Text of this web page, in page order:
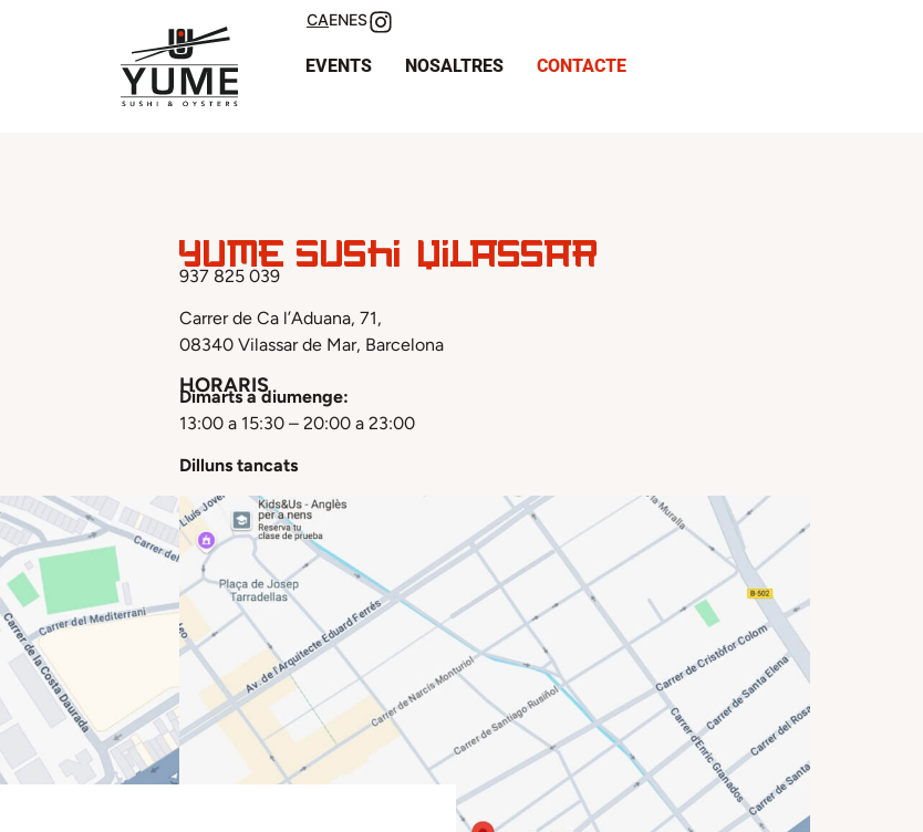
EVENTS NOSALTRES CONTACTE
CAENES
Yume Sushi Vilassar
937 825 039
Carrer de Ca l’Aduana, 71,
08340 Vilassar de Mar, Barcelona
HORARIS
Dimarts a diumenge:
13:00 a 15:30 – 20:00 a 23:00
Dilluns tancats